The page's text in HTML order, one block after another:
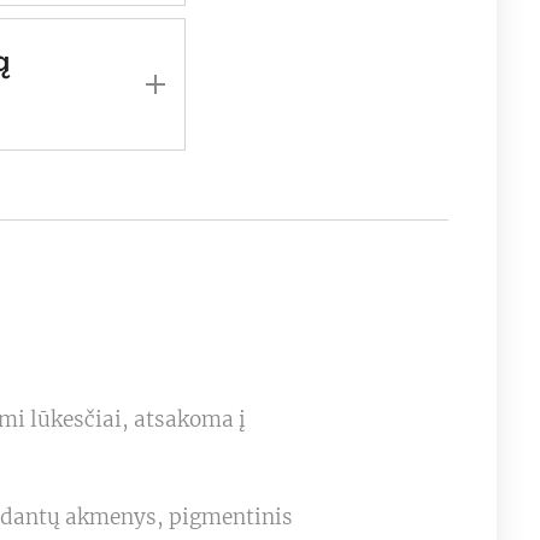
būti
lūkesčiai, atsakoma į
akmenys, pigmentinis